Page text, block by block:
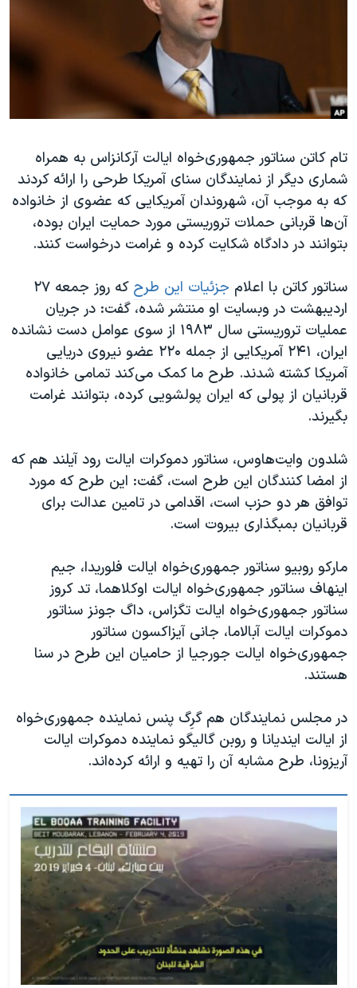
علم و فناوری
گالری عکس
آرشیو پخش زنده
انتخابات ریاست جمهوری آمریکا ۲۰۲۴
حمله جمهوری اسلامی به اسرائیل
رمز مهسا
اعتراضات زن، زندگی، آزادی
مجموعه مستندهای دادخواهی
تریبونال مردمی آبان ۹۸
دادگاه حمید نوری
قانون شفافیت دارائی کادر رهبری ایران
اعتراضات مردمی آبان ۹۸
اسرائیل در جنگ
نرگس محمدی برنده جایزه نوبل صلح
همایش محافظه‌کاران آمریکا «سی‌پک»
سفر پرزیدنت ترامپ به چین
زبانهای مختلف
تام کاتن سناتور جمهوری‌خواه ایالت آرکانزاس به همراه
شماری دیگر از نمایندگان سنای آمریکا طرحی را ارائه کردند
که به موجب آن، شهروندان آمریکایی که عضوی از خانواده
آن‌ها قربانی حملات تروریستی مورد حمایت ایران بوده،
بتوانند در دادگاه شکایت کرده و غرامت درخواست کنند.
سناتور کاتن با اعلام جزئیات این طرح
که روز جمعه ۲۷
اردیبهشت در وبسایت او منتشر شده، گفت: در جریان
عملیات تروریستی سال ۱۹۸۳ از سوی عوامل دست نشانده
ایران، ۲۴۱ آمریکایی از جمله ۲۲۰ عضو نیروی دریایی
آمریکا کشته شدند. طرح ما کمک می‌کند تمامی خانواده
قربانیان از پولی که ایران پولشویی کرده، بتوانند غرامت
بگیرند.
شلدون وایت‌هاوس، سناتور دموکرات ایالت رود آیلند هم که
از امضا کنندگان این طرح است، گفت: این طرح که مورد
توافق هر دو حزب است، اقدامی در تامین عدالت برای
قربانیان بمبگذاری بیروت است.
مارکو روبیو سناتور جمهوری‌خواه ایالت فلوریدا، جیم
اینهاف سناتور جمهوری‌خواه ایالت اوکلاهما، تد کروز
سناتور جمهوری‌خواه ایالت تگزاس، داگ جونز سناتور
دموکرات ایالت آبالاما، جانی آیزاکسون سناتور
جمهوری‌خواه ایالت جورجیا از حامیان این طرح در سنا
هستند.
در مجلس نمایندگان هم گرِگ پنس نماینده جمهوری‌خواه
از ایالت ایندیانا و روبن گالیگو نماینده دموکرات ایالت
آریزونا، طرح مشابه آن را تهیه و ارائه کرده‌اند.